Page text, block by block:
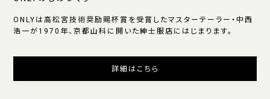
ONLYは高松宮技術奨励賜杯賞を受賞したマスターテーラー・中西
浩一が1970年、京都山科に開いた紳士服店にはじまります。
詳細はこちら